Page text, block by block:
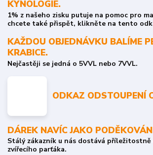
KYNOLOGIE.
1% z našeho zisku putuje na pomoc pro
chcete také přispět, klikněte na tento
KAŽDOU OBJEDNÁVKU BALÍME
KRABICE.
Nejčastěji se jedná o 5VVL nebo 7VVL.
ODKAZ ODSTOUPENÍ
DÁREK NAVÍC JAKO
Stálý zákazník u nás dostává příležitostně
zvířecího parťáka.